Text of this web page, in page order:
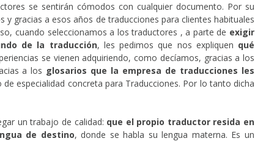
se sentirán cómodos con cualquier documento. Por su
gracias a esos años de traducciones para clientes habituales
cuando seleccionamos a los traductores , a parte de exigir
de la traducción, les pedimos que nos expliquen qué
se vienen adquiriendo, como decíamos, gracias a los
a los glosarios que la empresa de traducciones les
especialidad concreta para Traducciones. Por lo tanto dicha
un trabajo de calidad: que el propio traductor resida en
de destino, donde se habla su lengua materna. Es un